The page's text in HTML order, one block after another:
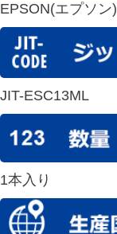
EPSON(エプソン)
JIT-ESC13ML
1本入り